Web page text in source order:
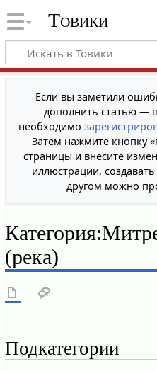
Товики
Если вы заметили
дополнить статью —
необходимо
Затем нажмите кнопку
страницы и внесите
иллюстрации,
другом можно
Категория:
(река)
Подкатегории